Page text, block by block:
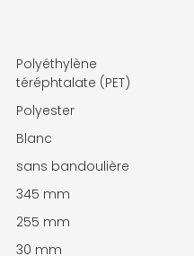
Polyéthylène
téréphtalate (PET)
Polyester
Blanc
sans bandoulière
345 mm
255 mm
30 mm